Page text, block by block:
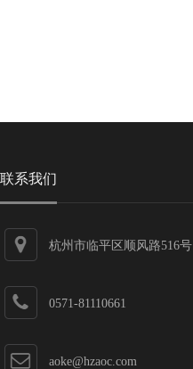
联系我们
杭州市临平区顺风路516号
0571-81110661
aoke@hzaoc.com